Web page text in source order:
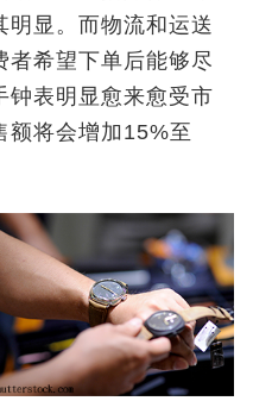
明显。而物流和运送
者希望下单后能够尽
钟表明显愈来愈受市
额将会增加15%至